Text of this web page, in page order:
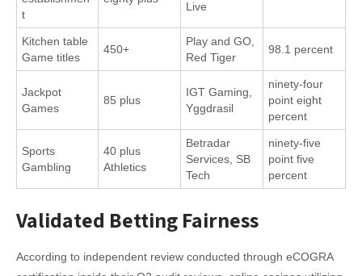
t
Live
Kitchen table
Game titles
450+
Play and GO,
Red Tiger
98.1 percent
Jackpot
Games
85 plus
IGT Gaming,
Yggdrasil
ninety-four
point eight
percent
Sports
Gambling
40 plus
Athletics
Betradar
Services, SB
Tech
ninety-five
point five
percent
Validated Betting Fairness
According to independent review conducted through eCOGRA